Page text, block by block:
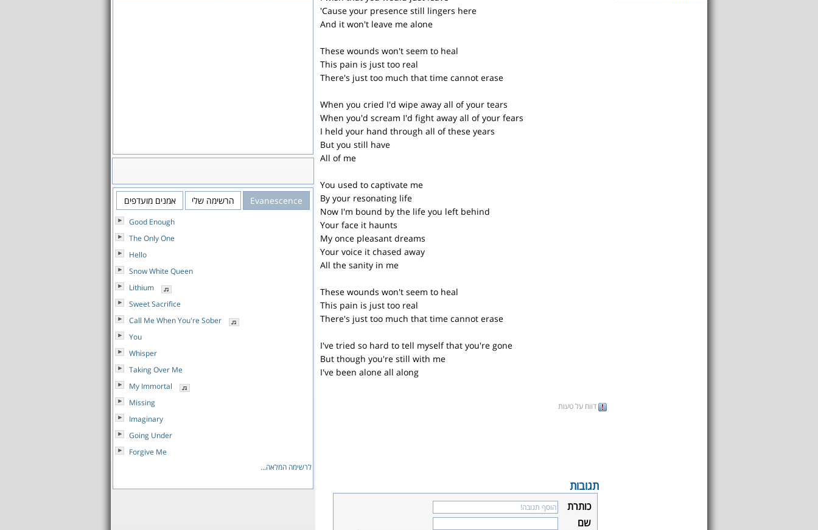
'Cause your presence still lingers here
And it won't leave me alone
These wounds won't seem to heal
This pain is just too real
There's just too much that time cannot erase
When you cried I'd wipe away all of your tears
When you'd scream I'd fight away all of your fears
I held your hand through all of these years
But you still have
All of me
You used to captivate me
By your resonating life
Now I'm bound by the life you left behind
Your face it haunts
My once pleasant dreams
Your voice it chased away
All the sanity in me
These wounds won't seem to heal
This pain is just too real
There's just too much that time cannot erase
I've tried so hard to tell myself that you're gone
But though you're still with me
I've been alone all along
דווח על טעות
תגובות
כותרת
שם
Evanescence הרשימה שלי אמנים מועדפים
Good Enough
The Only One
Hello
Snow White Queen
Lithium
Sweet Sacrifice
Call Me When You're Sober
You
Whisper
Taking Over Me
My Immortal
Missing
Imaginary
Going Under
Forgive Me
לרשימה המלאה...